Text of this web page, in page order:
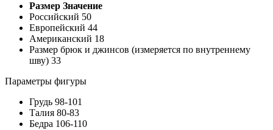
Размер Значение
Российский 50
Европейский 44
Американский 18
Размер брюк и джинсов (измеряется по внутреннему
шву) 33
Параметры фигуры
Грудь 98-101
Талия 80-83
Бедра 106-110